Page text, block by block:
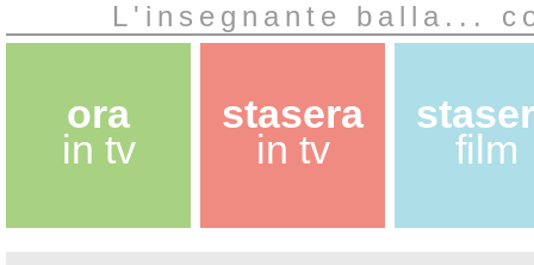
L'insegnante balla...
ora
in tv
stasera
in tv
film